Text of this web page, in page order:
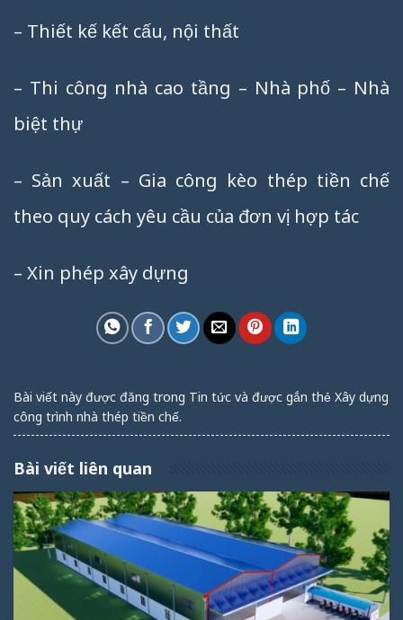
– Thiết kế kết cấu, nội thất
– Thi công nhà cao tầng – Nhà phố – Nhà
biệt thự
– Sản xuất – Gia công kèo thép tiền chế
theo quy cách yêu cầu của đơn vị hợp tác
– Xin phép xây dựng
Bài viết này được đăng trong Tin tức và được gắn thẻ Xây dựng
công trình nhà thép tiền chế.
Bài viết liên quan